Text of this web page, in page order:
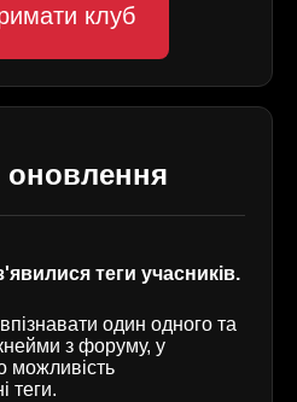
клуб
оновлення
теги учасників.
один одного та
з форуму, у
можливість
теги.